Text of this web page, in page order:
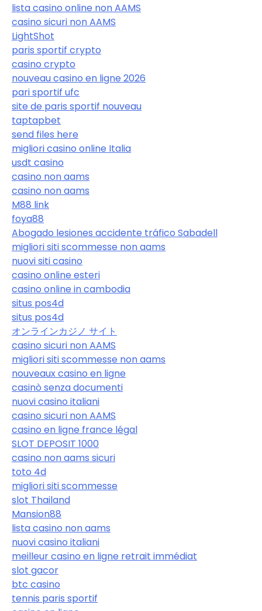
lista casino online non AAMS
casino sicuri non AAMS
LightShot
paris sportif crypto
casino crypto
nouveau casino en ligne 2026
pari sportif ufc
site de paris sportif nouveau
taptapbet
send files here
migliori casino online Italia
usdt casino
casino non aams
casino non aams
M88 link
foya88
Abogado lesiones accidente tráfico Sabadell
migliori siti scommesse non aams
nuovi siti casino
casino online esteri
casino online in cambodia
situs pos4d
situs pos4d
オンラインカジノ サイト
casino sicuri non AAMS
migliori siti scommesse non aams
nouveaux casino en ligne
casinò senza documenti
nuovi casino italiani
casino sicuri non AAMS
casino en ligne france légal
SLOT DEPOSIT 1000
casino non aams sicuri
toto 4d
migliori siti scommesse
slot Thailand
Mansion88
lista casino non aams
nuovi casino italiani
meilleur casino en ligne retrait immédiat
slot gacor
btc casino
tennis paris sportif